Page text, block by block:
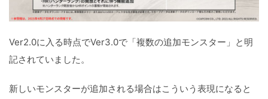
Ver2.0に入る時点でVer3.0で「複数の追加モンスター」と明
記されていました。
新しいモンスターが追加される場合はこういう表現になると